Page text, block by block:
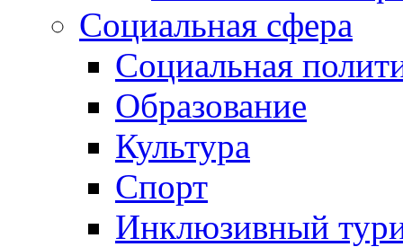
Социальная сфера
Социальная
Образование
Культура
Спорт
Инклюзивный